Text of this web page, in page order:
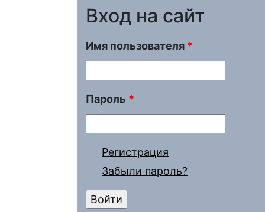
Вход на сайт
Имя пользователя *
Пароль *
Регистрация
Забыли пароль?